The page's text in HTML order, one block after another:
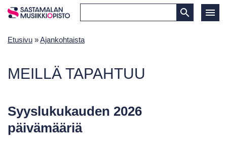
Etusivu »Ajankohtaista
MEILLÄ TAPAHTUU
Syyslukukauden 2026
päivämääriä